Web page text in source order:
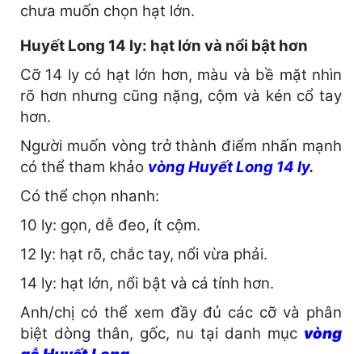
chưa muốn chọn hạt lớn.
Huyết Long 14 ly: hạt lớn và nổi bật hơn
Cỡ 14 ly có hạt lớn hơn, màu và bề mặt nhìn
rõ hơn nhưng cũng nặng, cộm và kén cổ tay
hơn.
Người muốn vòng trở thành điểm nhấn mạnh
có thể tham khảo vòng Huyết Long 14 ly.
Có thể chọn nhanh:
10 ly: gọn, dễ đeo, ít cộm.
12 ly: hạt rõ, chắc tay, nổi vừa phải.
14 ly: hạt lớn, nổi bật và cá tính hơn.
Anh/chị có thể xem đầy đủ các cỡ và phân
biệt dòng thân, gốc, nu tại danh mục vòng